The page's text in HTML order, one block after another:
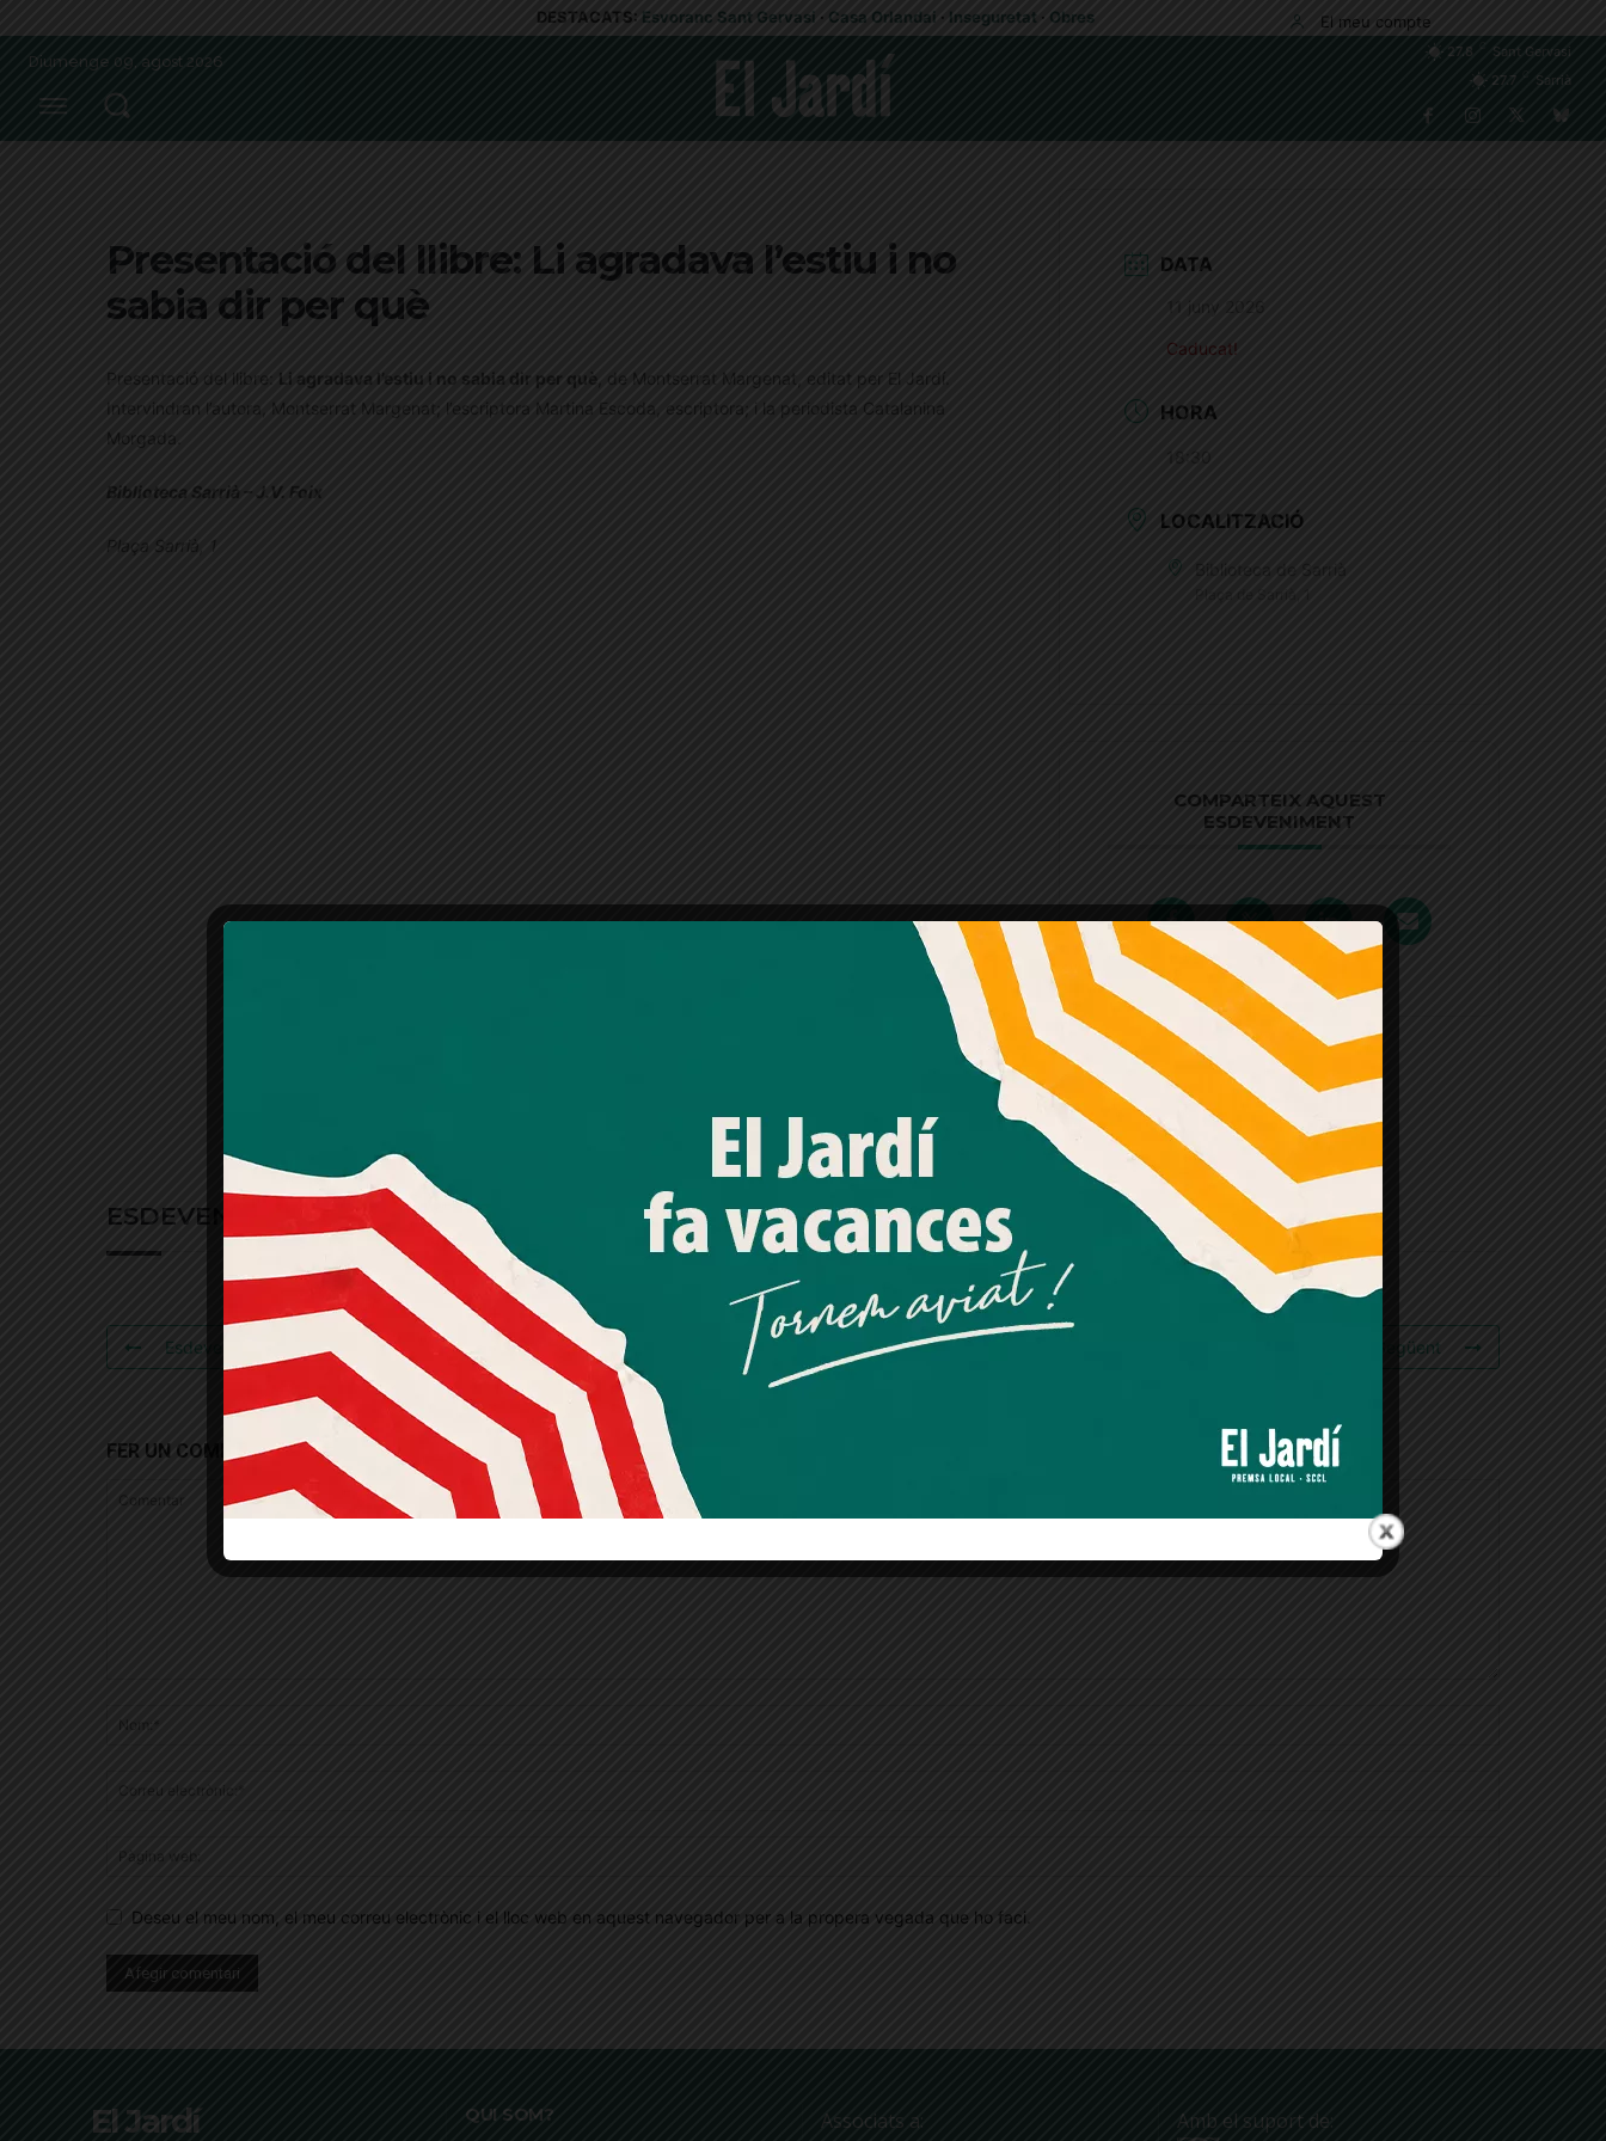
DESTACATS: Esvoranc Sant Gervasi · Casa Orlandai · Inseguretat · Obres El meu compte
Diumenge 09, agost 2026
27.8
Sant Gervasi
27.7
Sarrià
Presentació del llibre: Li agradava l’estiu i no
sabia dir per què
Presentació del llibre: Li agradava l’estiu i no sabia dir per què , de Montserrat Margenat, editat per El Jardí.
Intervindran l’autora, Montserrat Margenat; l’escriptora Martina Escoda, escriptora; i la periodista Catalanina
Morgada.
Biblioteca Sarrià – J.V. Foix
Plaça Sarrià, 1
DATA
11 juny 2026
Caducat!
HORA
18:30
LOCALITZACIÓ
Biblioteca de Sarrià
COMPARTEIX AQUEST
ESDEVENIMENT
ESDEVENIMENTS RELACIONATS
Esdeveniment Anterior Esdeveniment Següent
FER UN COMENTARI
Deseu el meu nom, el meu correu electrònic i el lloc web en aquest navegador per a la propera vegada que ho faci.
El Jardí
QUI SOM?
Associats a: Amb el suport de:
Amb el seu acord, nosaltres fem servir galetes o
tecnologies similars per emmagatzemar, accedir i
processar dades personals com la seva visita a aquest lloc
processament de dades basat en interessos legítims en
qualsevol moment fent clic a "Ajustos de cookies" o a la
nostra Política de privacitat en aquest lloc web. Si cliques
"acceptar" dones el teu consentiment
Més informació Acceptar Rebutjar tot
Quan l’usuari crea un compte al Diari el Jardí, dona el seu
consentiment explícit per rebre comunicacions
informatives relacionades amb el servei. Aquest
consentiment pot ser revocat en qualsevol moment
mitjançant l’enllaç de baixa present a tots els correus.